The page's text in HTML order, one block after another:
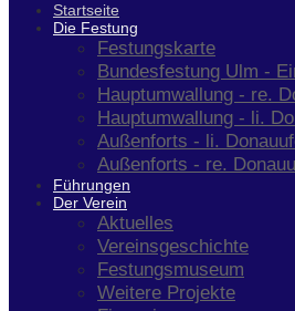
Startseite
Die Festung
Festungskarte
Bundesfestung Ulm -
Hauptumwallung - re.
Hauptumwallung - li.
Außenforts - li.
Außenforts - re.
Führungen
Der Verein
Aktuelles
Vereinsgeschichte
Festungsmuseum
Weitere Projekte